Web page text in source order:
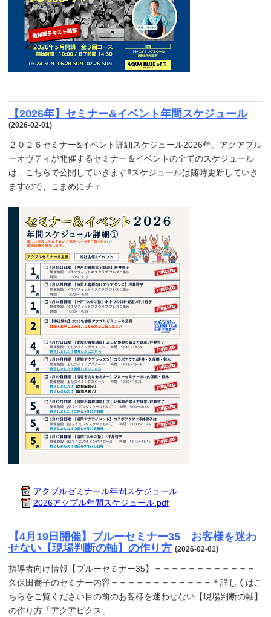
【2026年】セミナー&イベント年間スケジュール
(2026-02-01)
２０２６セミナー&イベント詳細スケジュール2026年、アクアブル
ーオヴティが開催するセミナー＆イベントの全てのスケジュール
は、こちらで公開していきます‼️スケジュールは随時更新していき
ますので、こまめにチェ...
アクブルゼミナール年間スケジュール
2026アクブル年間スケジュール.pdf
【4月19日開催】ブルーセミナー35 お客様を迷わ
せない【現場判断の軸】の作り方 (2026-02-01)
指導者向け情報【ブルーセミナー35】＝＝＝＝＝＝＝＝＝＝＝＝
久保田喬子のセミナー内容＝＝＝＝＝＝＝＝＝＝＝＝＊詳しくはこ
ちらをご覧ください目の前のお客様を迷わせない【現場判断の軸】
の作り方「アクアビクス」...